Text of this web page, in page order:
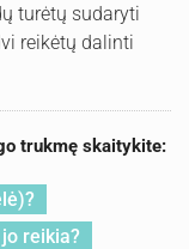
turėtų sudaryti
reikėtų dalinti
trukmę skaitykite:
reikia?